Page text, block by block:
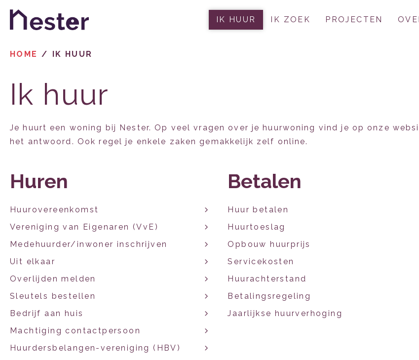
Naar de homepage
IK HUUR IK ZOEK PROJECTEN
HOME IK HUUR
Ik huur
Je huurt een woning bij Nester. Op veel vragen over je huurwoning vind je op onze
het antwoord. Ook regel je enkele zaken gemakkelijk zelf online.
Huren
Huurovereenkomst
Vereniging van Eigenaren (VvE)
Medehuurder/inwoner inschrijven
Uit elkaar
Overlijden melden
Sleutels bestellen
Bedrijf aan huis
Machtiging contactpersoon
Huurdersbelangen-vereniging (HBV)
Betalen
Huur betalen
Huurtoeslag
Opbouw huurprijs
Servicekosten
Huurachterstand
Betalingsregeling
Jaarlijkse huurverhoging